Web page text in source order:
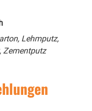
Lehmputz,
Zementputz